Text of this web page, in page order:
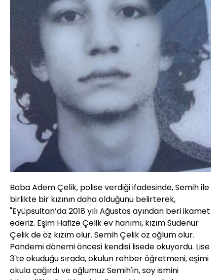
Baba Adem Çelik, polise verdiği ifadesinde, Semih ile
birlikte bir kızının daha olduğunu belirterek,
"Eyüpsultan’da 2018 yılı Ağustos ayından beri ikamet
ederiz. Eşim Hafize Çelik ev hanımı, kızım Sudenur
Çelik de öz kızım olur. Semih Çelik öz oğlum olur.
Pandemi dönemi öncesi kendisi lisede okuyordu. Lise
3'te okuduğu sırada, okulun rehber öğretmeni, eşimi
okula çağırdı ve oğlumuz Semih'in, soy ismini